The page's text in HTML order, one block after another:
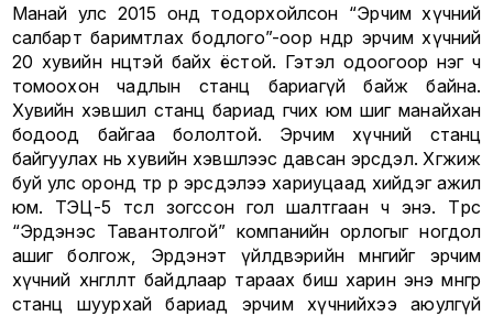
Манай улс 2015 онд тодорхойлсон “Эрчим хүчний
салбарт баримтлах бодлого”-оор өнөөдөр эрчим хүчний
20 хувийн нөөцтэй байх ёстой. Гэтэл одоогоор нэг ч
томоохон чадлын станц бариагүй байж байна.
Хувийн хэвшил станц бариад өгчих юм шиг манайхан
бодоод байгаа бололтой. Эрчим хүчний станц
байгуулах нь хувийн хэвшлээс давсан эрсдэл. Хөгжиж
буй улс оронд төр өөрөө эрсдэлээ хариуцаад хийдэг ажил
юм. ТЭЦ-5 төсөл зогссон гол шалтгаан ч энэ. Төрөөс
“Эрдэнэс Тавантолгой” компанийн орлогыг ногдол
ашиг болгож, Эрдэнэт үйлдвэрийн мөнгийг эрчим
хүчний хөнгөлөлт байдлаар тараах биш харин энэ мөнгөөр
станц шуурхай бариад эрчим хүчнийхээ аюулгүй